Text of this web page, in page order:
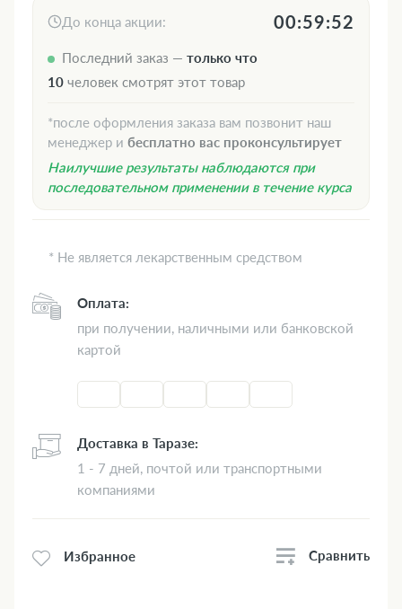
До конца акции: 00:59:51
Последний заказ — только что
10 человек смотрят этот товар
*после оформления заказа вам позвонит наш
менеджер и бесплатно вас проконсультирует
Наилучшие результаты наблюдаются при
последовательном применении в течение курса
* Не является лекарственным средством
Оплата:
при получении, наличными или банковской
картой
Доставка в Таразе:
1 - 7 дней, почтой или транспортными
компаниями
Избранное Сравнить